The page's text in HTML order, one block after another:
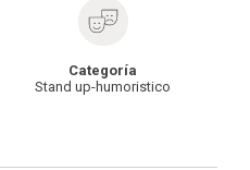
Categoría
Stand up-humoristico